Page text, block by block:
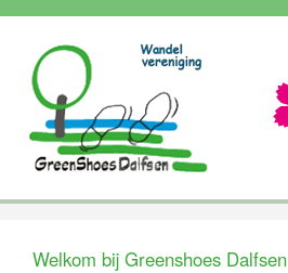
Welkom bij Greenshoes Dalfsen